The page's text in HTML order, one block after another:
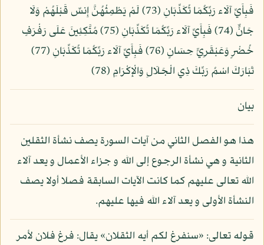
فَبِأَيِّ آلَاء رَبِّكُمَا تُكَذِّبَانِ (73) لَمْ يَطْمِثْهُنَّ إِنسٌ قَبْلَهُمْ وَلَا
جَانٌّ (74) فَبِأَيِّ آلَاء رَبِّكُمَا تُكَذِّبَانِ (75) مُتَّكِئِينَ عَلَى رَفْرَفٍ
خُضْرٍ وَعَبْقَرِيٍّ حِسَانٍ (76) فَبِأَيِّ آلَاء رَبِّكُمَا تُكَذِّبَانِ (77)
تَبَارَكَ اسْمُ رَبِّكَ ذِي الْجَلَالِ وَالْإِكْرَامِ (78)
بيان
هذا هو الفصل الثاني من آيات السورة يصف نشأة الثقلين
الثانية و هي نشأة الرجوع إلى الله و جزاء الأعمال و يعد آلاء
الله تعالى عليهم كما كانت الآيات السابقة فصلا أولا يصف
النشأة الأولى و يعد آلاء الله فيها عليهم.
قوله تعالى: «سنفرغ لكم أيه الثقلان» يقال: فرغ فلان لأمر